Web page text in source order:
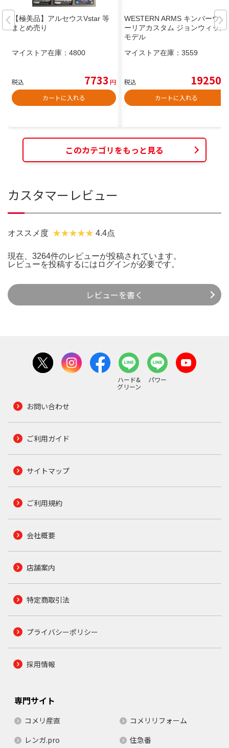
【極美品】アルセウスVstar 等
まとめ売り
マイストア在庫： 4800
税込 7733 円
カートに入れる
WESTERN ARMS キンバーウォ
ーリアカスタム ジョンウィック
モデル
マイストア在庫： 3559
税込 19250
カートに入れる
このカテゴリをもっと見る
カスタマーレビュー
オススメ度 4.4点
現在、3264件のレビューが投稿されています。
レビューを投稿するには ログインが必要です。
レビューを書く
ハード&
グリーン
パワー
お問い合わせ
ご利用ガイド
サイトマップ
ご利用規約
会社概要
店舗案内
特定商取引法
プライバシーポリシー
採用情報
専門サイト
コメリ産直
コメリリフォーム
レンガ.pro
住急番